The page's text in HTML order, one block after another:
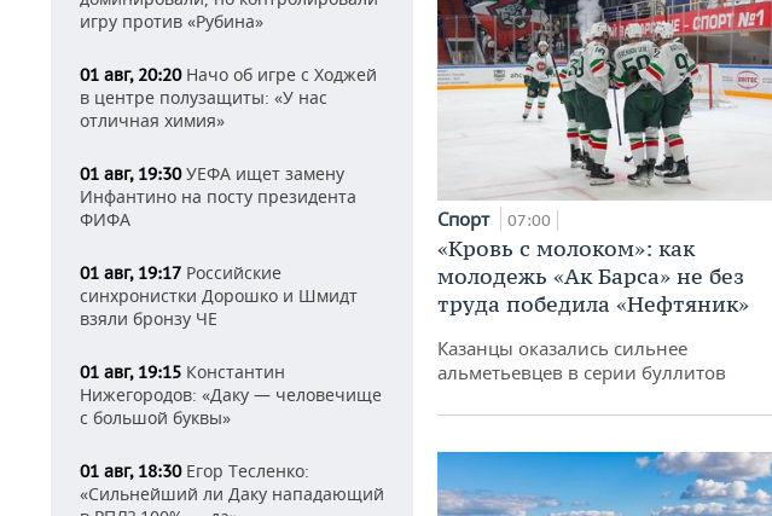
игру против «Рубина»
01 авг, 20:20Начо об игре с Ходжей
в центре полузащиты: «У нас
отличная химия»
01 авг, 19:30УЕФА ищет замену
Инфантино на посту президента
ФИФА
01 авг, 19:17 Российские
синхронистки Дорошко и Шмидт
взяли бронзу ЧЕ
01 авг, 19:15 Константин
Нижегородов: «Даку — человечище
с большой буквы»
01 авг, 18:30Егор Тесленко:
«Сильнейший ли Даку нападающий
Спорт 07:00
«Кровь с молоком»: как
молодежь «Ак Барса» не без
труда победила «Нефтяник»
Казанцы оказались сильнее
альметьевцев в серии буллитов